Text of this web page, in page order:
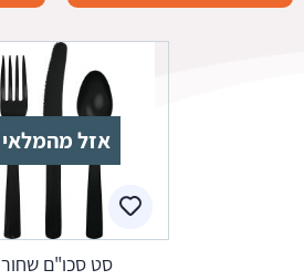
אזל מהמלאי
סט סכו"ם שחור